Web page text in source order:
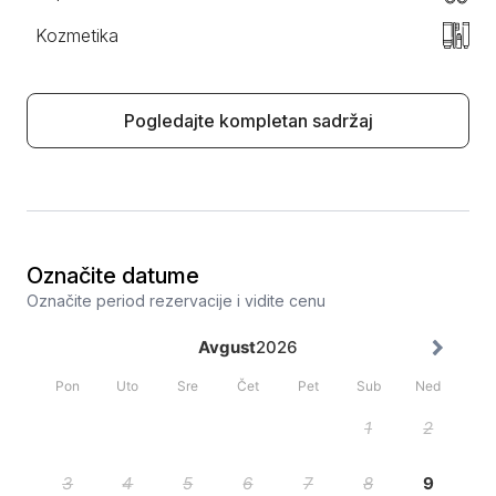
Kozmetika
Pogledajte kompletan sadržaj
Označite datume
Označite period rezervacije i vidite cenu